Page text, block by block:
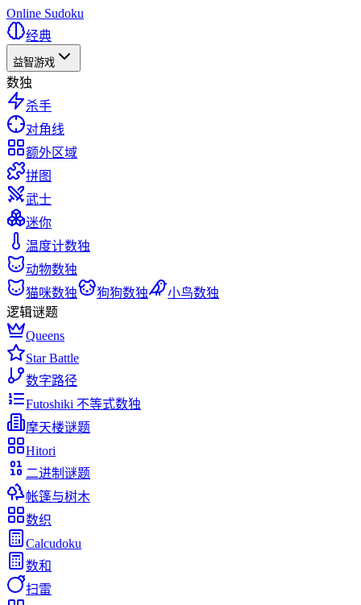
Online Sudoku
经典
益智游戏
数独
杀手
对角线
额外区域
拼图
武士
迷你
温度计数独
动物数独
猫咪数独
狗狗数独
小鸟数独
逻辑谜题
Queens
Star Battle
数字路径
Futoshiki 不等式数独
摩天楼谜题
Hitori
二进制谜题
帐篷与树木
数织
Calcudoku
数和
扫雷